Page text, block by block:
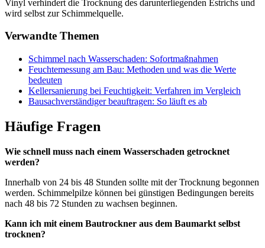
Vinyl verhindert die Trocknung des darunterliegenden Estrichs und
wird selbst zur Schimmelquelle.
Verwandte Themen
Schimmel nach Wasserschaden: Sofortmaßnahmen
Feuchtemessung am Bau: Methoden und was die Werte
bedeuten
Kellersanierung bei Feuchtigkeit: Verfahren im Vergleich
Bausachverständiger beauftragen: So läuft es ab
Häufige Fragen
Wie schnell muss nach einem Wasserschaden getrocknet
werden?
Innerhalb von 24 bis 48 Stunden sollte mit der Trocknung begonnen
werden. Schimmelpilze können bei günstigen Bedingungen bereits
nach 48 bis 72 Stunden zu wachsen beginnen.
Kann ich mit einem Bautrockner aus dem Baumarkt selbst
trocknen?